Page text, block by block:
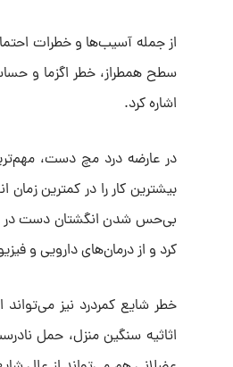
از جمله آسیب‌ها و خطرات
سطح همطراز، خطر اگزما و
اشاره کرد.
در عارضه درد مچ دست،
بیشترین کار را در کمترین
بی‌حس شدن انگشتان دست در
کرد و از درمان‌های دارویی و
خطر شایع کمردرد نیز
اثاثیه سنگین منزل، حمل